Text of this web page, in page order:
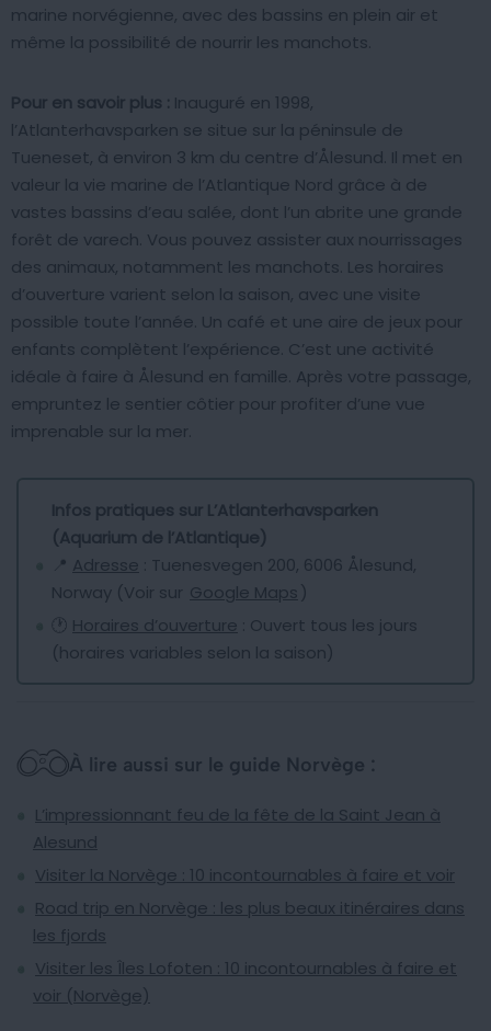
marine norvégienne, avec des bassins en plein air et
même la possibilité de nourrir les manchots.
Pour en savoir plus : Inauguré en 1998,
l’Atlanterhavsparken se situe sur la péninsule de
Tueneset, à environ 3 km du centre d’Ålesund. Il met en
valeur la vie marine de l’Atlantique Nord grâce à de
vastes bassins d’eau salée, dont l’un abrite une grande
forêt de varech. Vous pouvez assister aux nourrissages
des animaux, notamment les manchots. Les horaires
d’ouverture varient selon la saison, avec une visite
possible toute l’année. Un café et une aire de jeux pour
enfants complètent l’expérience. C’est une activité
idéale à faire à Ålesund en famille. Après votre passage,
empruntez le sentier côtier pour profiter d’une vue
imprenable sur la mer.
Infos pratiques sur L’Atlanterhavsparken
(Aquarium de l’Atlantique)
📍 Adresse : Tuenesvegen 200, 6006 Ålesund,
Norway (Voir sur Google Maps)
🕐 Horaires d’ouverture : Ouvert tous les jours
(horaires variables selon la saison)
À lire aussi sur le guide Norvège :
L’impressionnant feu de la fête de la Saint Jean à
Alesund
Visiter la Norvège : 10 incontournables à faire et voir
Road trip en Norvège : les plus beaux itinéraires dans
les fjords
Visiter les Îles Lofoten : 10 incontournables à faire et
voir (Norvège)